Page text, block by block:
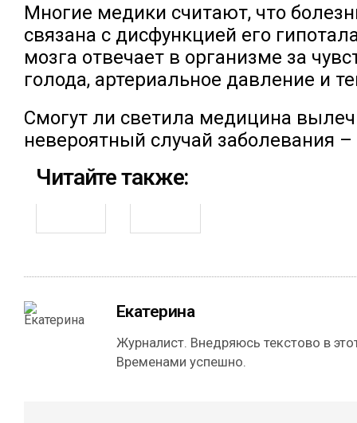
Многие медики считают, что
связана с дисфункцией его
мозга отвечает в организме за
голода, артериальное давление и
Смогут ли светила медицина
невероятный случай заболевания –
Читайте также:
Екатерина
Журналист. Внедряюсь текстово в
Временами успешно.